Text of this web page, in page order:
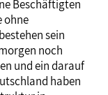
Beschäftigten
ohne
sein
noch
und ein darauf
haben